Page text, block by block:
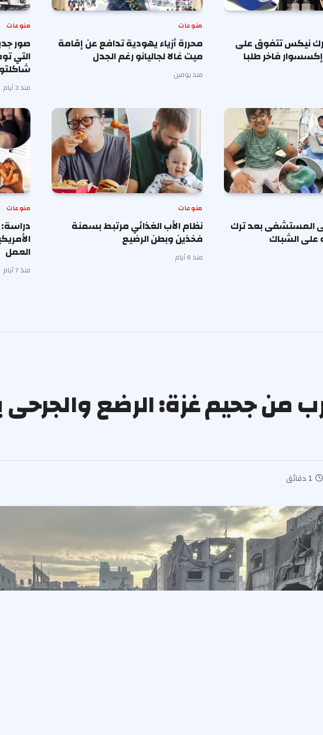
نيكس تتفوق على
فاخر طلبا
منوعات
محررة أزياء يهودية تدافع عن إقامة
ميت غالا لجاليانو رغم الجدل
منذ يومين
منوعات
صور
التي
منذ 3 أيام
المستشفى بعد ترك
الشباك
منوعات
نظام الأب الغذائي مرتبط بسمنة
فخذين وبطن الرضيع
منذ 6 أيام
منوعات
العمل
منذ 7 أيام
من جحيم غزة: الرضع
1 دقائق